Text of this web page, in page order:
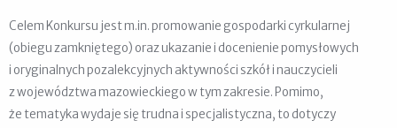
Celem Konkursu jest m.in. promowanie gospodarki cyrkularnej
(obiegu zamkniętego) oraz ukazanie i docenienie pomysłowych
i oryginalnych pozalekcyjnych aktywności szkół i nauczycieli
z województwa mazowieckiego w tym zakresie. Pomimo,
że tematyka wydaje się trudna i specjalistyczna, to dotyczy